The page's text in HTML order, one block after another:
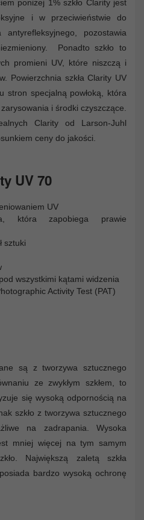
poniżej 1% szkło Clarity jest
i w przeciwieństwie do
antyrefleksyjnego, pozostawia
Ponadto szkło to
promieni UV, które niszczą i
Powierzchnia szkła Clarity UV
stron specjalną powłoką, która
i środki czyszczące.
Clarity od Larson-Juhl
ceny do jakości.
UV 70
UV
która zapobiega prawie
sztuki
wszystkimi kątami widzenia
Activity Test (PAT)
są z tworzywa sztucznego
ze zwykłym szkłem, to
się wysoką odpornością na
szkło z tworzywa sztucznego
na zadrapania. Wysoka
mniej więcej na tym samym
Największą zaletą szkła
bardzo wysoką ochronę